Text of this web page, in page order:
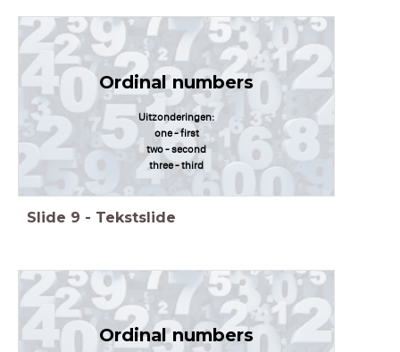
Ordinal numbers
Uitzonderingen:
one - first
two - second
three - third
Slide 9 - Tekstslide
Ordinal numbers